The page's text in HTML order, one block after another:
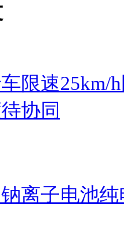
限速25km/
协同
离子电池